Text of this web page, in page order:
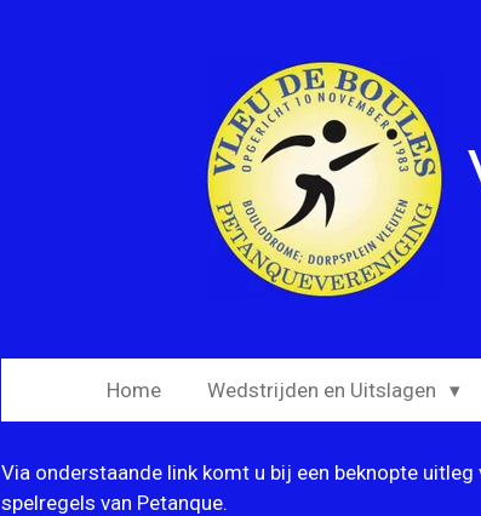
Home Wedstrijden en Uitslagen
Via onderstaande link komt u bij een beknopte uitleg
spelregels van Petanque.